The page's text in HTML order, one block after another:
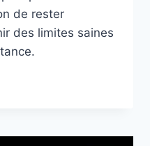
de rester
des limites saines